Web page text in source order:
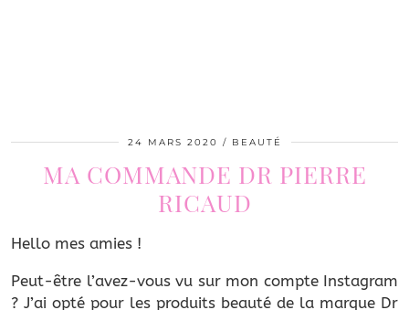
24 MARS 2020 BEAUTÉ
MA COMMANDE DR PIERRE
RICAUD
Hello mes amies !
Peut-être l’avez-vous vu sur mon compte Instagram
? J’ai opté pour les produits beauté de la marque Dr